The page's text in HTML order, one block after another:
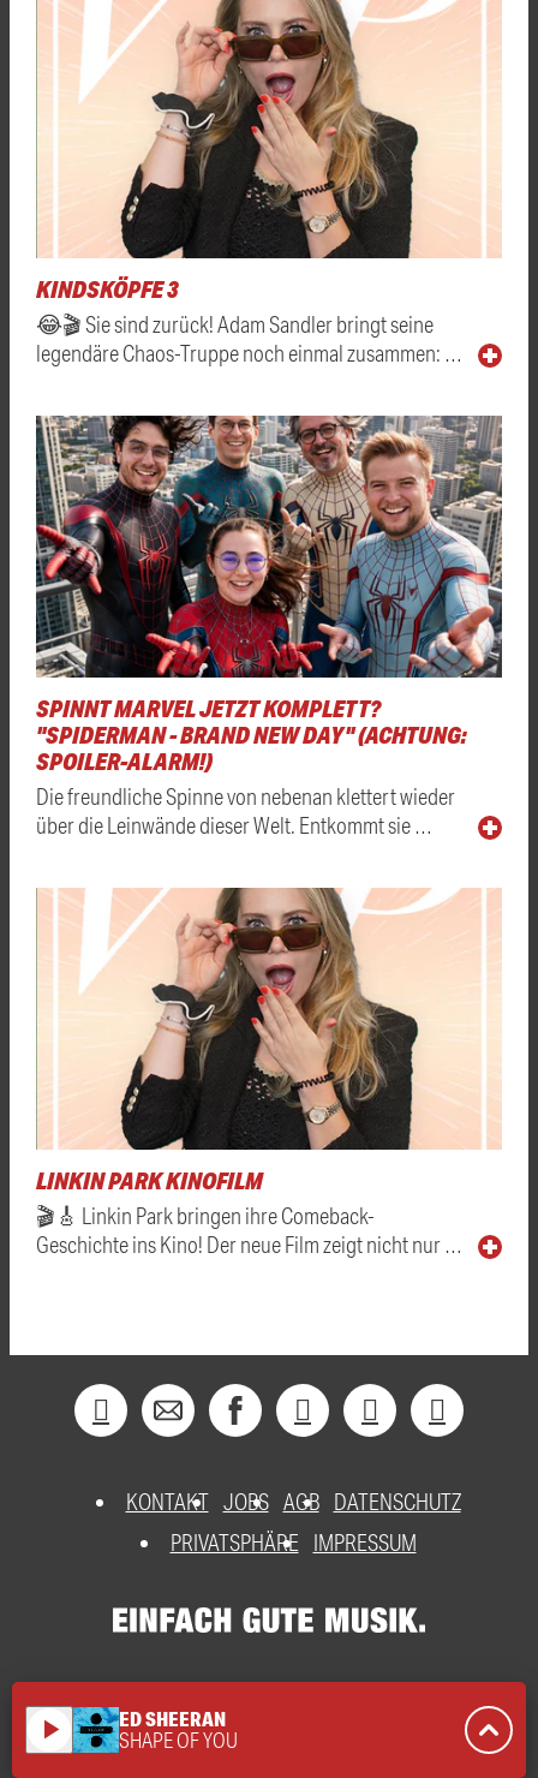
KINDSKÖPFE 3
😂🎬 Sie sind zurück! Adam Sandler bringt seine
legendäre Chaos-Truppe noch einmal zusammen: …
SPINNT MARVEL JETZT KOMPLETT?
"SPIDERMAN - BRAND NEW DAY" (ACHTUNG:
SPOILER-ALARM!)
Die freundliche Spinne von nebenan klettert wieder
über die Leinwände dieser Welt. Entkommt sie …
LINKIN PARK KINOFILM
🎬🎸 Linkin Park bringen ihre Comeback-
Geschichte ins Kino! Der neue Film zeigt nicht nur …
KONTAKT JOBS AGB DATENSCHUTZ
PRIVATSPHÄRE
IMPRESSUM
play_arrow ED SHEERAN
SHAPE OF YOU